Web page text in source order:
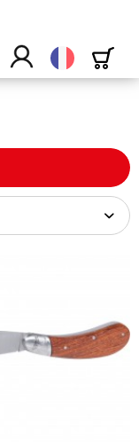
Français